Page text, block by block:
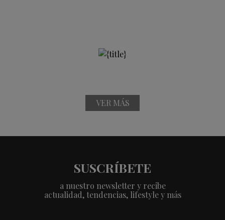
VER MÁS
SUSCRÍBETE
a nuestro newsletter y recibe
actualidad, tendencias, lifestyle y más